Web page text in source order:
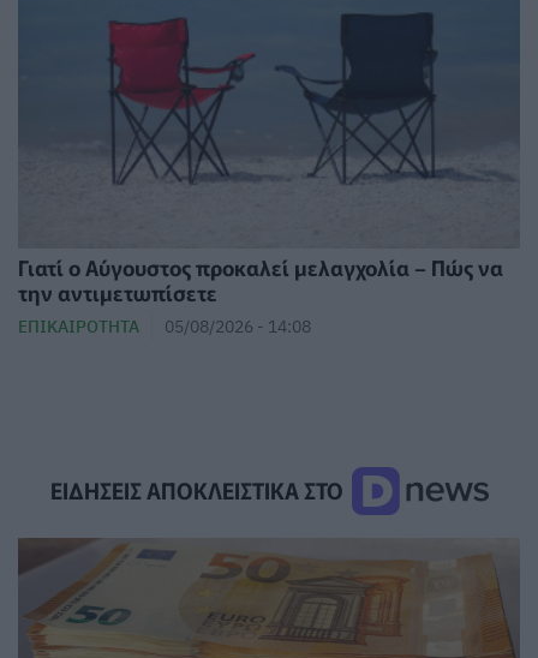
Γιατί ο Αύγουστος προκαλεί μελαγχολία – Πώς να
την αντιμετωπίσετε
ΕΠΙΚΑΙΡΌΤΗΤΑ 05/08/2026 - 14:08
ΕΙΔΗΣΕΙΣ ΑΠΟΚΛΕΙΣΤΙΚΑ ΣΤΟ